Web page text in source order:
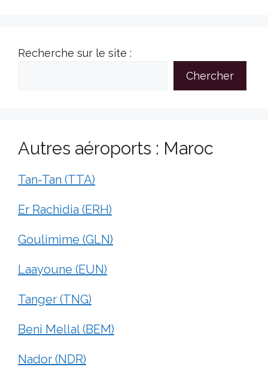
Recherche sur le site :
Chercher
Autres aéroports : Maroc
Tan-Tan (TTA)
Er Rachidia (ERH)
Goulimime (GLN)
Laayoune (EUN)
Tanger (TNG)
Beni Mellal (BEM)
Nador (NDR)